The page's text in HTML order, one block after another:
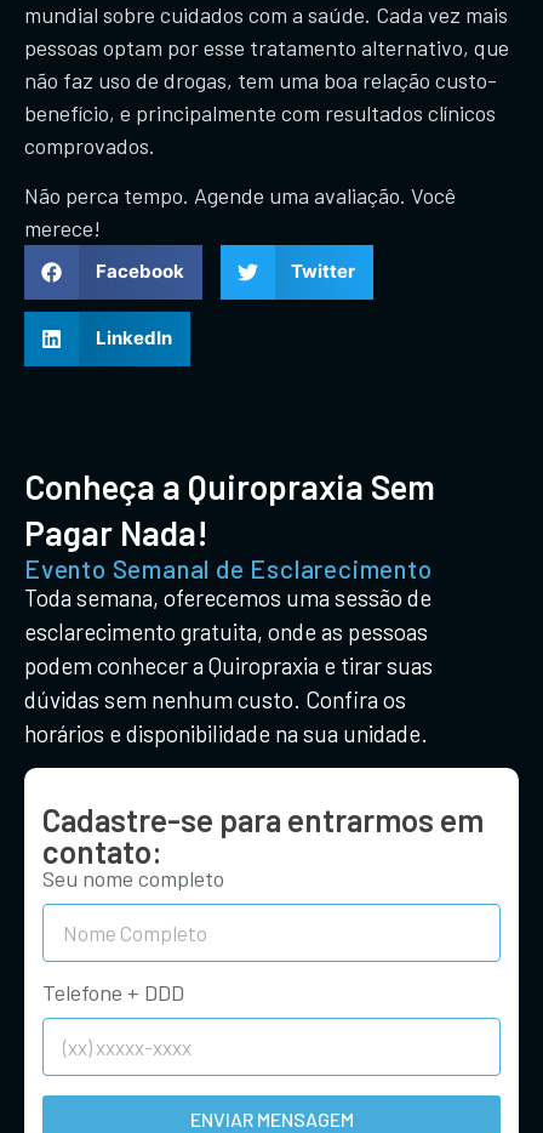
mundial sobre cuidados com a saúde. Cada vez mais
pessoas optam por esse tratamento alternativo, que
não faz uso de drogas, tem uma boa relação custo-
benefício, e principalmente com resultados clínicos
comprovados.
​Não perca tempo. Agende uma avaliação. Você
merece!
Facebook Twitter
LinkedIn
Conheça a Quiropraxia Sem
Pagar Nada!
Evento Semanal de Esclarecimento
Toda semana, oferecemos uma sessão de
esclarecimento gratuita, onde as pessoas
podem conhecer a Quiropraxia e tirar suas
dúvidas sem nenhum custo. Confira os
horários e disponibilidade na sua unidade.
Cadastre-se para entrarmos em
contato:
Seu nome completo
Telefone + DDD
ENVIAR MENSAGEM